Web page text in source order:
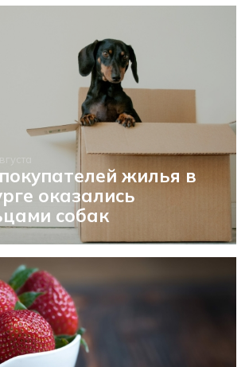
жилья в
оказались
собак